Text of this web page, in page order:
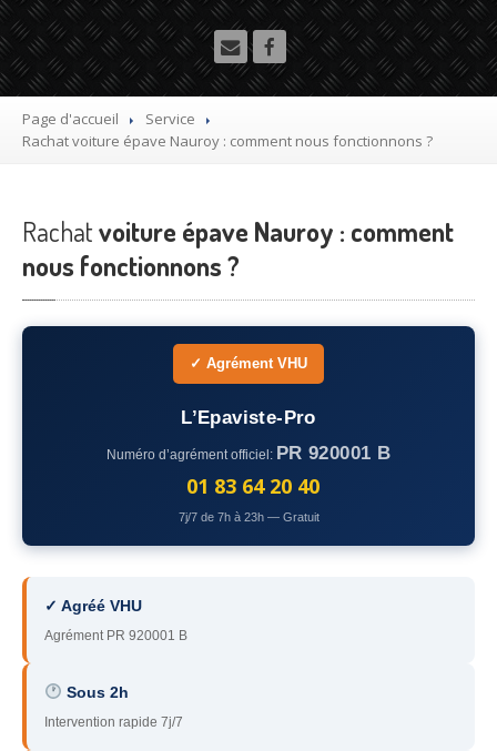
Camion
et Poids Lourd
Utilitaire
Démolisseuragrée VHU gratuit
Recyclage voiture usagée gratuit
voiture accidentée
– Seine-et-Marne
92 – Hauts-de-Seine
94 – Val-de-Marne
Page d'accueil
Service
Rachatvoiture épave Nauroy : comment nous fonctionnons ?
Rachatvoiture épave Nauroy : comment
nous fonctionnons ?
✓ Agrément VHU
L’Epaviste-Pro
Numéro d’agrément officiel: PR 920001 B
01 83 64 20 40
7j/7 de 7h à 23h — Gratuit
✓ Agréé VHU
Agrément PR 920001 B
Sous 2h
Intervention rapide 7j/7